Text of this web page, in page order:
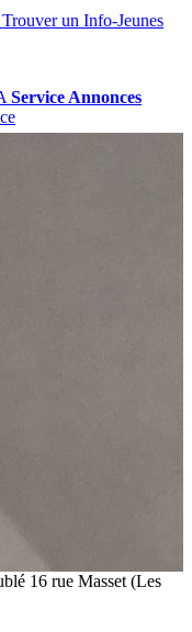
Trouver un Info-Jeunes
Service Annonces
16 rue Masset (Les